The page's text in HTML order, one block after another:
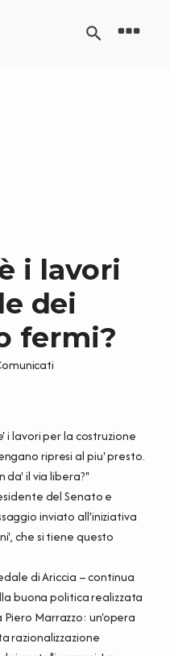
i lavori
dei
fermi?
i lavori per la costruzione
ripresi al piu' presto.
da' il via libera?''
del Senato e
inviato all'iniziativa
che si tiene questo
di Ariccia – continua
buona politica realizzata
Marrazzo: un'opera
razionalizzazione